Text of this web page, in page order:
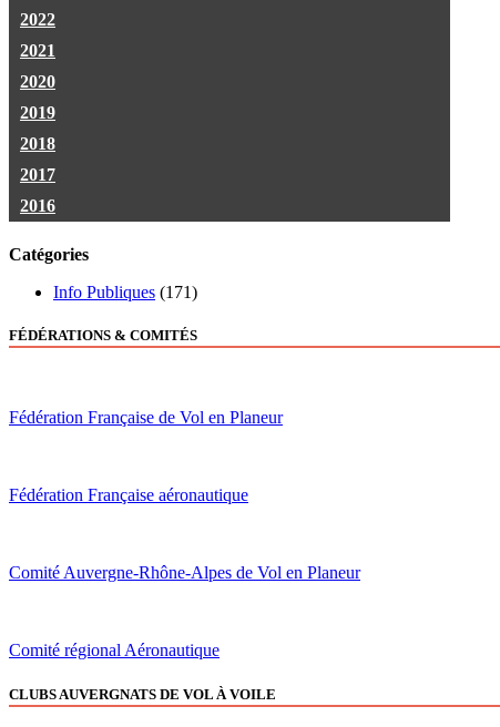
2022
2021
2020
2019
2018
2017
2016
Catégories
Info Publiques (171)
FÉDÉRATIONS & COMITÉS
Fédération Française de Vol en Planeur
Fédération Française aéronautique
Comité Auvergne-Rhône-Alpes de Vol en Planeur
Comité régional Aéronautique
CLUBS AUVERGNATS DE VOL À VOILE